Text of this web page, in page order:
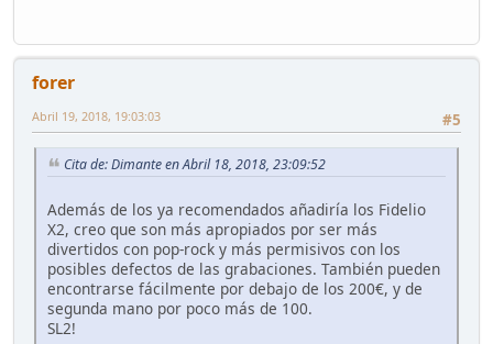
forer
#5
Abril 19, 2018, 19:03:03
Cita de: Dimante en Abril 18, 2018, 23:09:52
Además de los ya recomendados añadiría los Fidelio
X2, creo que son más apropiados por ser más
divertidos con pop-rock y más permisivos con los
posibles defectos de las grabaciones. También pueden
encontrarse fácilmente por debajo de los 200€, y de
segunda mano por poco más de 100.
SL2!